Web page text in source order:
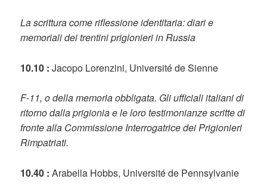
La scrittura come riflessione identitaria: diari e
memoriali dei trentini prigionieri in Russia
10.10 : Jacopo Lorenzini, Université de Sienne
F-11, o della memoria obbligata. Gli ufficiali italiani di
ritorno dalla prigionia e le loro testimonianze scritte di
fronte alla Commissione Interrogatrice dei Prigionieri
Rimpatriati.
10.40 : Arabella Hobbs, Université de Pennsylvanie